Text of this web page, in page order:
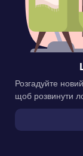
Розгадуйте
щоб розвинути